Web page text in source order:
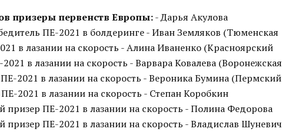
призеры первенств Европы:- Дарья Акулова
ПЕ-2021 в болдеринге - Иван Земляков (Тюменская
в лазании на скорость - Алина Иваненко (Красноярский
в лазании на скорость - Варвара Ковалева (Воронежская
2021 в лазании на скорость - Вероника Бумина (Пермский
2021 в лазании на скорость - Степан Коробкин
призер ПЕ-2021 в лазании на скорость - Полина Федорова
призер ПЕ-2021 в лазании на скорость - Владислав Шуневич